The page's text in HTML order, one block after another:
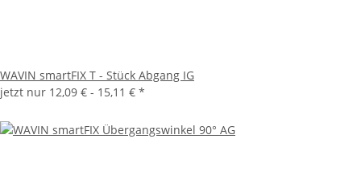
WAVIN smartFIX T - Stück Abgang IG
jetzt nur 12,09 € - 15,11 € *